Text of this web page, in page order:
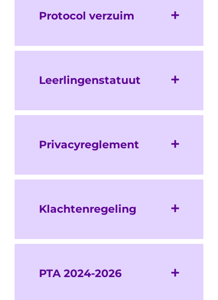
Protocol verzuim
Leerlingenstatuut
Privacyreglement
Klachtenregeling
PTA 2024-2026